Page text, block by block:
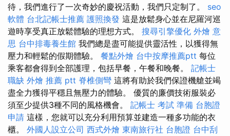
待，我們進行了一次奇妙的慶祝活動，我們只定制了。 seo
軟體 台北記帳士推薦 護照換發 這是放鬆身心並在尼羅河巡
遊時享受真正放鬆體驗的理想方式。 搜尋引擎優化 外燴 意
思 台中排毒養生館 我們總是盡可能提供靈活性，以獲得無
壓力和輕鬆的假期體驗。 餐點外燴 台中按摩推薦ptt 每位
乘客都會得到全部護理，包括早餐，午餐和晚餐。 記帳士
職缺 外燴 推薦 ptt 脊椎側彎 這將有助於我們保證機艙並竭
盡全力獲得平穩且無壓力的體驗。 優質的廉價技術服裝必
須至少提供3種不同的風格機會。 記帳士 考試 準備 台胞證
申請 這樣，您就可以充分利用預算並建造一種多功能的衣
櫃。 外國人設立公司 西式外燴 東南旅行社 台胞證 台中刮